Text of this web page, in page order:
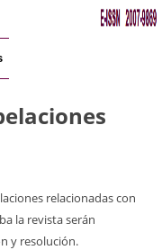
relacionadas con
la revista serán
y resolución.